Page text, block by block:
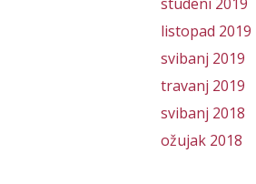
listopad 2019
svibanj 2019
travanj 2019
svibanj 2018
ožujak 2018